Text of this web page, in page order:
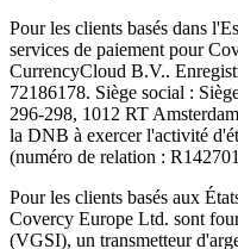
Pour les clients basés dans
services de paiement pour
CurrencyCloud B.V..
72186178. Siège social :
296-298, 1012 RT
la DNB à exercer l'activité
(numéro de relation :
Pour les clients basés aux
Covercy Europe Ltd. sont
(VGSI), un transmetteur